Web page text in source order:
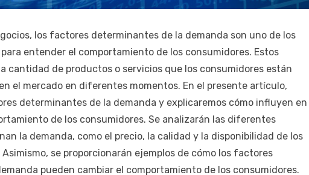
los factores determinantes de la demanda son uno de los
entender el comportamiento de los consumidores. Estos
cantidad de productos o servicios que los consumidores están
el mercado en diferentes momentos. En el presente artículo,
determinantes de la demanda y explicaremos cómo influyen en
de los consumidores. Se analizarán las diferentes
la demanda, como el precio, la calidad y la disponibilidad de los
se proporcionarán ejemplos de cómo los factores
pueden cambiar el comportamiento de los consumidores.